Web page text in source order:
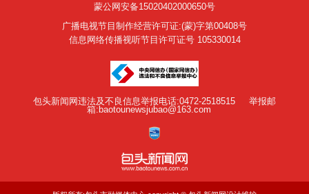
蒙公网安备15020402000650号
广播电视节目制作经营许可证:(蒙)字第00408号
信息网络传播视听节目许可证号 105330014
包头新闻网违法及不良信息举报电话:0472-2518515
举报邮
箱:baotounewsjubao@163.com